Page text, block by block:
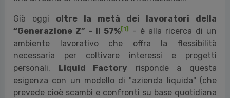
Già oggi oltre la metà dei lavoratori della
“Generazione Z” - il 57% [1]
- è alla ricerca di un
ambiente lavorativo che offra la flessibilità
necessaria per coltivare interessi e progetti
personali. Liquid Factory risponde a questa
esigenza con un modello di "azienda liquida" (che
prevede cioè scambi e confronti su base quotidiana